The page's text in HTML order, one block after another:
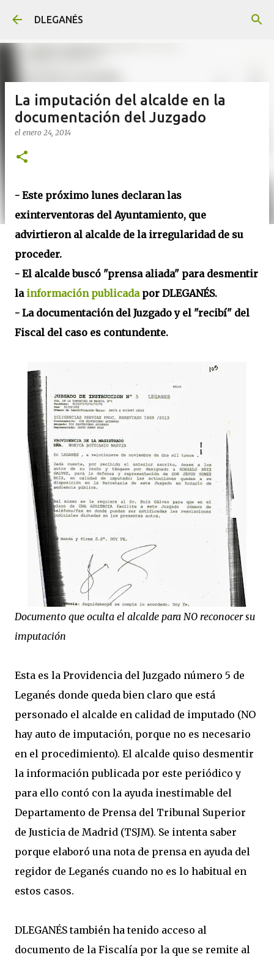
DLEGANÉS
La imputación del alcalde en la
documentación del Juzgado
el enero 24, 2014
- Este próximo lunes declaran las
exinterventoras del Ayuntamiento, que
advirtieron al alcalde de la irregularidad de su
proceder.
- El alcalde buscó "prensa aliada" para desmentir
la información publicadapor DLEGANÉS.
- La documentación del Juzgado y el "recibí" del
Fiscal del caso es contundente.
Documento que oculta el alcalde para NO reconocer su
imputación
Esta es la Providencia del Juzgado número 5 de
Leganés donde queda bien claro que está
personado el alcalde en calidad de imputado (NO
hay auto de imputación, porque no es necesario
en el procedimiento). El alcalde quiso desmentir
la información publicada por este periódico y
para ello contó con la ayuda inestimable del
Departamento de Prensa del Tribunal Superior
de Justicia de Madrid (TSJM). Se intenta saber
porque elaboró una nota de prensa en ayuda del
regidor de Leganés cuando no es lo habitual en
estos casos.
DLEGANÉS también ha tenido acceso al
documento de la Fiscalía por la que se remite al